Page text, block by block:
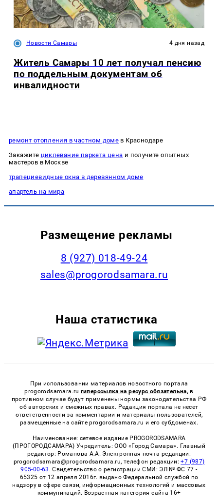
Новости Самары 4 дня назад
Житель Самары 10 лет получал пенсию
по поддельным документам об
инвалидности
ремонт отопления в частном доме в Краснодаре
Закажите циклевание паркета цена и получите опытных
мастеров в Москве
трапециевидные окна в деревянном доме
апартель на мира
Размещение рекламы
8 (927) 018-49-24
sales@progorodsamara.ru
Наша статистика
При использовании материалов новостного портала
progorodsamara.ru гиперссылка на ресурс обязательна, в
противном случае будут применены нормы законодательства РФ
об авторских и смежных правах. Редакция портала не несет
ответственности за комментарии и материалы пользователей,
размещенные на сайте progorodsamara.ru и его субдоменах.
Наименование: сетевое издание PROGORODSAMARA
(ПРОГОРОДСАМАРА) Учредитель: ООО «Город Самара». Главный
редактор: Романова А.А. Электронная почта редакции:
progorodsamara@progorodsamara.ru, телефон редакции:+7 (987)
905-00-63 . Свидетельство о регистрации СМИ: ЭЛ № ФС 77 -
65325 от 12 апреля 2016г. выдано Федеральной службой по
надзору в сфере связи, информационных технологий и массовых
коммуникаций. Возрастная категория сайта 16+